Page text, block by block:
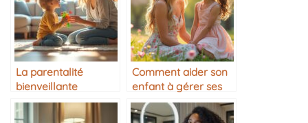
La parentalité
bienveillante
expliquée
simplement
Comment aider son
enfant à gérer ses
émotions